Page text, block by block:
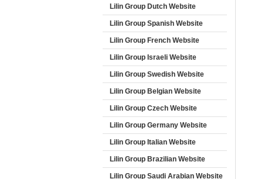
Lilin Group Dutch Website
Lilin Group Spanish Website
Lilin Group French Website
Lilin Group Israeli Website
Lilin Group Swedish Website
Lilin Group Belgian Website
Lilin Group Czech Website
Lilin Group Germany Website
Lilin Group Italian Website
Lilin Group Brazilian Website
Lilin Group Saudi Arabian Website